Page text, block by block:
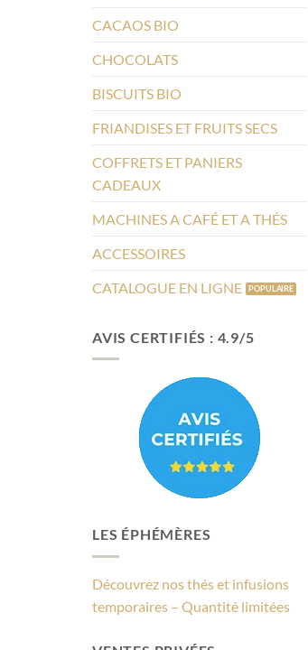
CACAOS BIO
CHOCOLATS
BISCUITS BIO
FRIANDISES ET FRUITS SECS
COFFRETS ET PANIERS
CADEAUX
MACHINES A CAFÉ ET A THÉS
ACCESSOIRES
CATALOGUE EN LIGNE
AVIS CERTIFIÉS : 4.9/5
LES ÉPHÉMÈRES
Découvrez nos thés et infusions
temporaires – Quantité limitées